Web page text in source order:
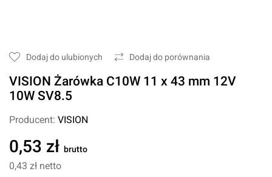
Dodaj do ulubionych Dodaj do porównania
VISION Żarówka C10W 11 x 43 mm 12V
10W SV8.5
Producent: VISION
0,53 zł brutto
0,43 zł netto